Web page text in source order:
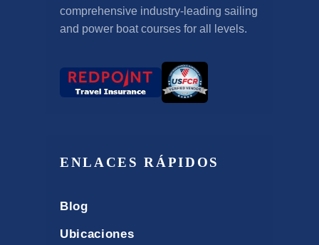
comprehensive industry-leading sailing
and power boat courses for all levels.
ENLACES RÁPIDOS
Blog
Ubicaciones